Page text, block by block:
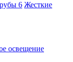
6 Жесткие
освещение